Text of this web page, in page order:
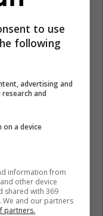
to use
following
advertising and
and
a device
information from
other device
shared with 369
We and our partners
partners.